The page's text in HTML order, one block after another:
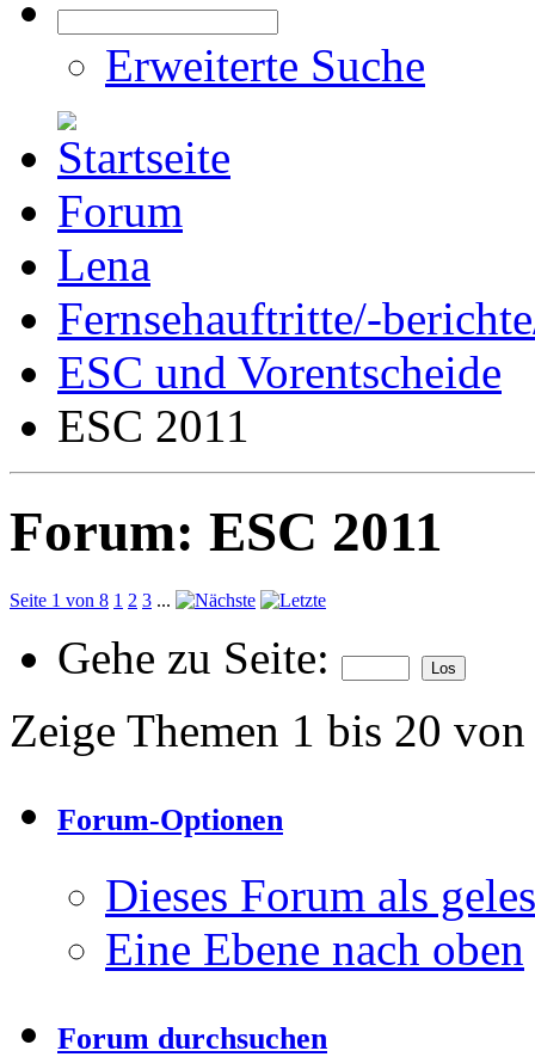
Erweiterte Suche
Forum
Lena
Fernsehauftritte/-
ESC und Vorentscheide
ESC 2011
Forum: ESC 2011
Seite 1 von 8 1 2 3 ...
Gehe zu Seite:
Zeige Themen 1 bis 20
Forum-Optionen
Dieses Forum als
Eine Ebene nach oben
Forum durchsuchen